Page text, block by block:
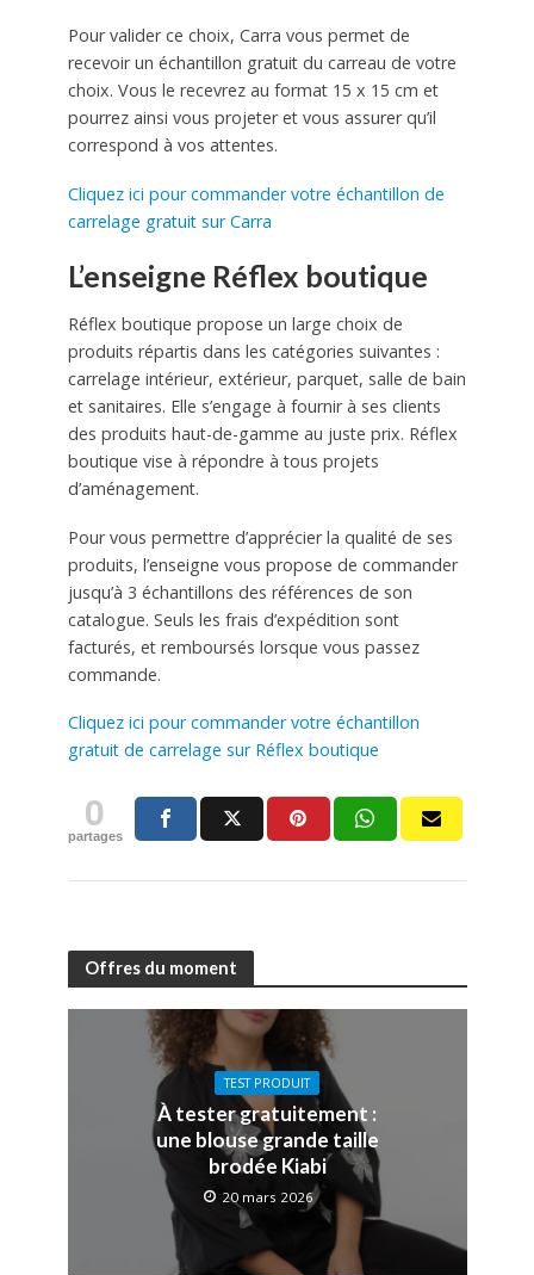
Pour valider ce choix, Carra vous permet de
recevoir un échantillon gratuit du carreau de votre
choix. Vous le recevrez au format 15 x 15 cm et
pourrez ainsi vous projeter et vous assurer qu’il
correspond à vos attentes.
Cliquez ici pour commander votre échantillon de
carrelage gratuit sur Carra
L’enseigne Réflex boutique
Réflex boutique propose un large choix de
produits répartis dans les catégories suivantes :
carrelage intérieur, extérieur, parquet, salle de bain
et sanitaires. Elle s’engage à fournir à ses clients
des produits haut-de-gamme au juste prix. Réflex
boutique vise à répondre à tous projets
d’aménagement.
Pour vous permettre d’apprécier la qualité de ses
produits, l’enseigne vous propose de commander
jusqu’à 3 échantillons des références de son
catalogue. Seuls les frais d’expédition sont
facturés, et remboursés lorsque vous passez
commande.
Cliquez ici pour commander votre échantillon
gratuit de carrelage sur Réflex boutique
0
partages
Offres du moment
TEST PRODUIT
À tester gratuitement :
une blouse grande taille
brodée Kiabi
20 mars 2026